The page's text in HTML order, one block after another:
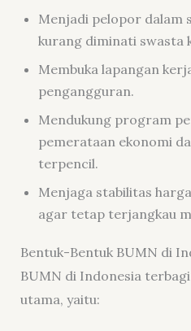
Menjadi pelopor dalam
kurang diminati swasta
Membuka lapangan
pengangguran.
Mendukung program
pemerataan ekonomi
terpencil.
Menjaga stabilitas
agar tetap terjangkau
Bentuk-Bentuk BUMN di
BUMN di Indonesia
utama, yaitu: